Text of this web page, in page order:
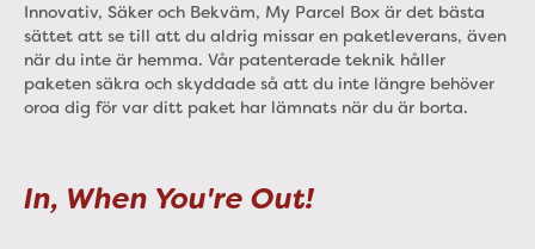
Innovativ, Säker och Bekväm, My Parcel Box är det bästa
sättet att se till att du aldrig missar en paketleverans, även
när du inte är hemma. Vår patenterade teknik håller
paketen säkra och skyddade så att du inte längre behöver
oroa dig för var ditt paket har lämnats när du är borta.
In, When You're Out!